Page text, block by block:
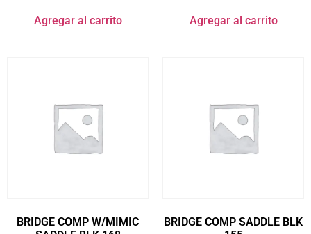
Agregar al carrito Agregar al carrito
BRIDGE COMP W/MIMIC
BRIDGE COMP SADDLE BLK